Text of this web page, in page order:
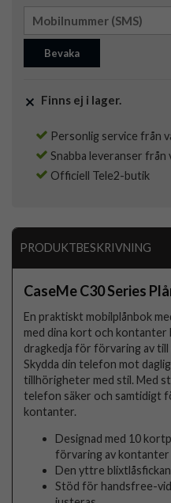
Bevaka
Finns ej i lager.
Personlig service från
Snabba leveranser från
Officiell Tele2-butik
PRODUKTBESKRIVNING
CaseMe C30 Series
En praktiskt mobilplånbok
med dina kort och kontanter
dragkedja för förvaring av
Skydda din telefon mot
tillhörigheter med stil. Med
telefon säker och samtidigt
kontanter.
Designad med 10
förvaring av
Den yttre
Stöd för handsfree-